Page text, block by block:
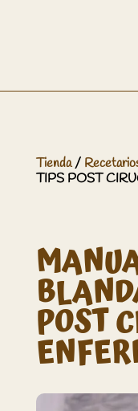
Tienda/
TIPS POST
POST